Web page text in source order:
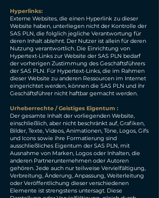
Hyperlinks:
Externe Websites, die einen Hyperlink zu dieser
Website haben, unterliegen nicht der Kontrolle der
SAS PLN, die folglich jegliche Verantwortung für
deren Inhalt ablehnt. Der Nutzer ist allein für deren
Nutzung verantwortlich. Die Einrichtung von
Hypertext-Links zur Website der SAS PLN bedarf
der vorherigen Zustimmung des Geschäftsführers
der SAS PLN. Für Hypertext-Links, die im Rahmen
dieser Website zu anderen Ressourcen im Internet
eingerichtet werden, können die SAS PLN und ihr
Geschäftsführer nicht haftbar gemacht werden.
Urheberrechte / Geistiges Eigentum :
Der gesamte Inhalt der vorliegenden Website,
einschließlich, aber nicht beschränkt auf, Grafiken,
Bilder, Texte, Videos, Animationen, Töne, Logos, Gifs
und Icons sowie ihre Formatierung sind
ausschließliches Eigentum der SAS PLN, mit
Ausnahme von Marken, Logos oder Inhalten, die
anderen Partnerunternehmen oder Autoren
gehören. Jede auch nur teilweise Vervielfältigung,
Verbreitung, Änderung, Anpassung, Weiterleitung
oder Veröffentlichung dieser verschiedenen
Elemente ist strengstens untersagt. Diese